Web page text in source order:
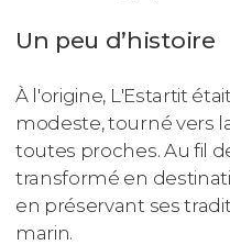
Un peu d’histoire
À l'origine, L'Estartit
modeste, tourné vers
toutes proches. Au fil
transformé en
en préservant ses
marin.